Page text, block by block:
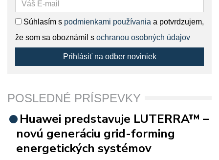
Súhlasím s podmienkami používania a potvrdzujem,
že som sa oboznámil s ochranou osobných údajov
Prihlásiť na odber noviniek
POSLEDNÉ PRÍSPEVKY
Huawei predstavuje LUTERRA™ –
novú generáciu grid-forming
energetických systémov